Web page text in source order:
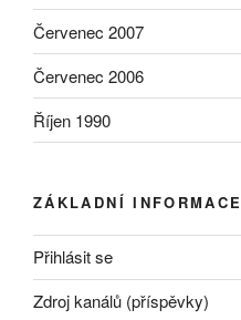
Červenec 2007
Červenec 2006
Říjen 1990
ZÁKLADNÍ INFORMACE
Přihlásit se
Zdroj kanálů (příspěvky)